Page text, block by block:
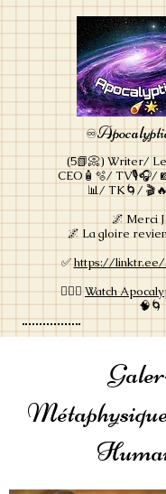
♾️
(5📗📀) Writer/
CEO🧴🫧/ TV🎙🎧/
📊/ TK🌀/
🌌 Merci
🌌 La gloire
✅https://linktr.ee/
🦸🏽‍♀️Watch
🧠🌀